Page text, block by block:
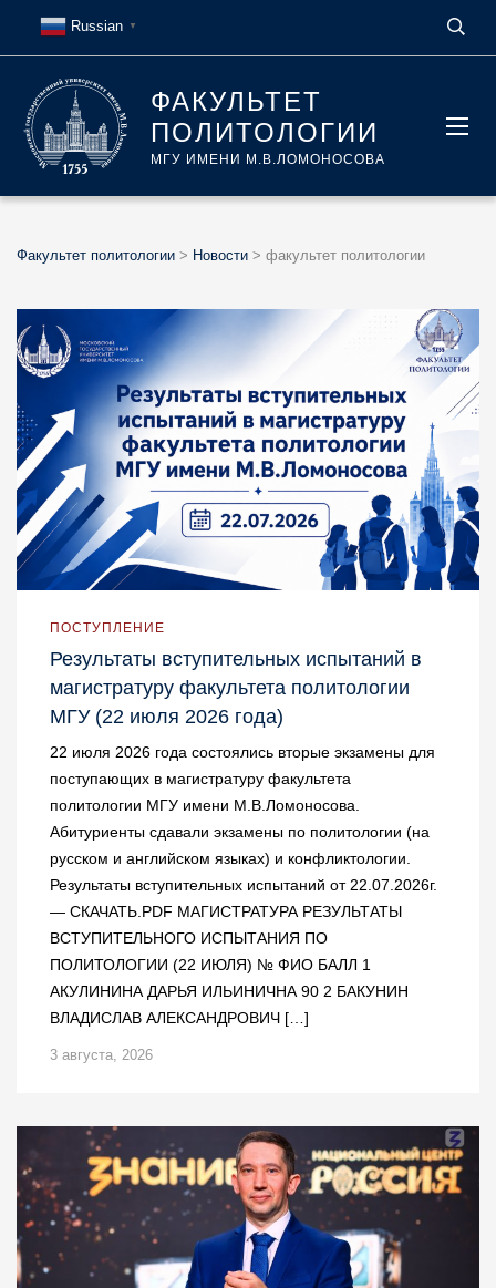
ФАКУЛЬТЕТ
ПОЛИТОЛОГИИ
МГУ ИМЕНИ М.В.ЛОМОНОСОВА
Факультет политологии > Новости > факультет политологии
ПОСТУПЛЕНИЕ
Результаты вступительных испытаний в
магистратуру факультета политологии
МГУ (22 июля 2026 года)
22 июля 2026 года состоялись вторые экзамены для
поступающих в магистратуру факультета
политологии МГУ имени М.В.Ломоносова.
Абитуриенты сдавали экзамены по политологии (на
русском и английском языках) и конфликтологии.
Результаты вступительных испытаний от 22.07.2026г.
— СКАЧАТЬ.PDF МАГИСТРАТУРА РЕЗУЛЬТАТЫ
ВСТУПИТЕЛЬНОГО ИСПЫТАНИЯ ПО
ПОЛИТОЛОГИИ (22 ИЮЛЯ) № ФИО БАЛЛ 1
АКУЛИНИНА ДАРЬЯ ИЛЬИНИЧНА 90 2 БАКУНИН
ВЛАДИСЛАВ АЛЕКСАНДРОВИЧ […]
3 августа, 2026
Russian ▼